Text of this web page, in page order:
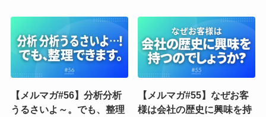
【メルマガ#56】分析分析
うるさいよ～。でも、整理
【メルマガ#55】なぜお客
様は会社の歴史に興味を持